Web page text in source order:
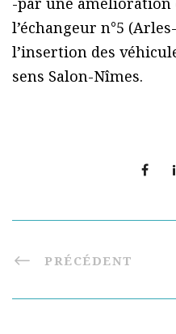
l’échangeur n°5
l’insertion des
sens Salon-Nîmes.
PRÉCÉDENT